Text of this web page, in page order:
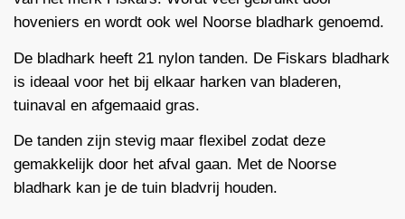
hoveniers en wordt ook wel Noorse bladhark genoemd.
De bladhark heeft 21 nylon tanden. De Fiskars bladhark
is ideaal voor het bij elkaar harken van bladeren,
tuinaval en afgemaaid gras.
De tanden zijn stevig maar flexibel zodat deze
gemakkelijk door het afval gaan. Met de Noorse
bladhark kan je de tuin bladvrij houden.